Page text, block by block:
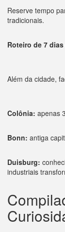
Reserve tempo
tradicionais.
Roteiro de 7
Além da cidade,
Colônia: apenas
Bonn: antiga
Duisburg:
industriais